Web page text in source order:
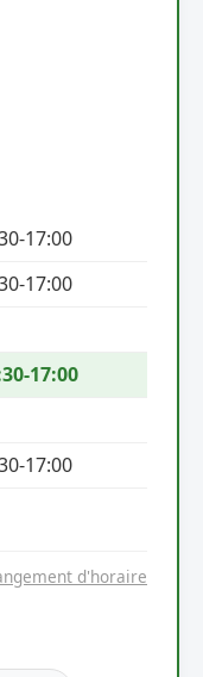
17:00
17:00
17:00
17:00
d'horaire